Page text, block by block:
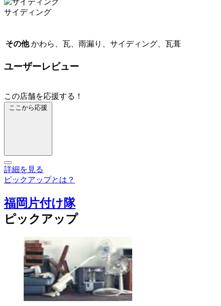
サイディング
その他 かわら、瓦、雨漏り、サイディング、瓦葺
ユーザーレビュー
この店舗を応援する！
ここから応援
詳細を見る
ピックアップとは？
福岡片付け隊
ピックアップ